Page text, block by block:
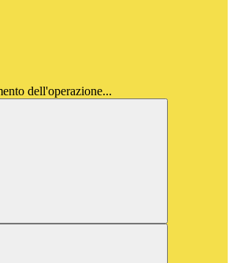
dell'operazione...